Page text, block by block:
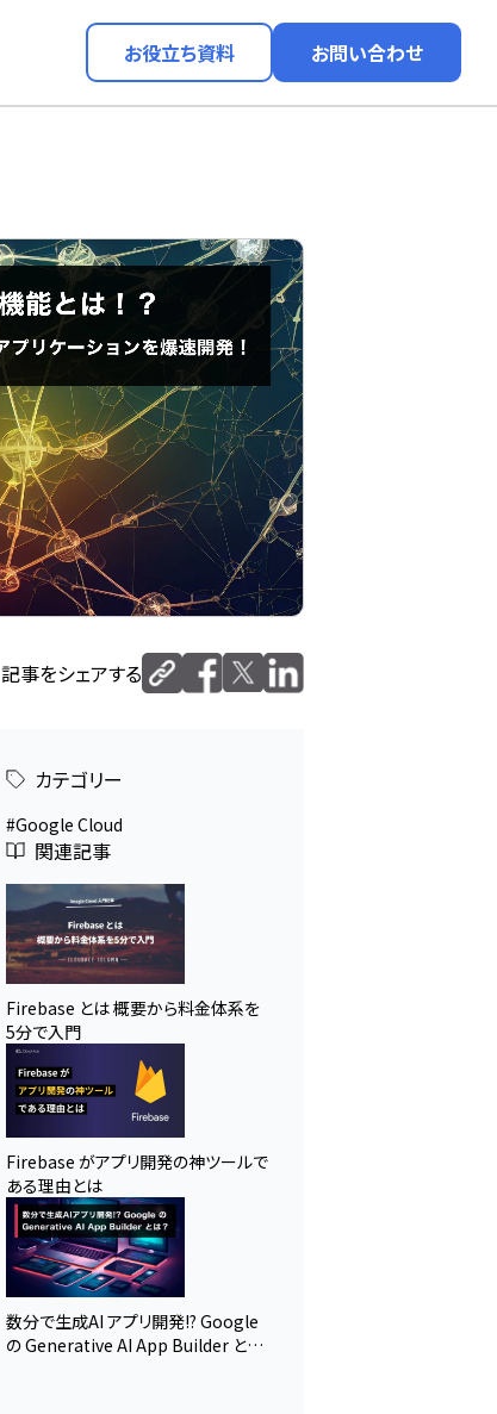
お役立ち資料 お問い合わせ
記事をシェアする
カテゴリー
Google Cloud
関連記事
Firebase とは 概要から料金体系を
5分で入門
Firebase がアプリ開発の神ツールで
ある理由とは
数分で生成AI アプリ開発!? Google
の Generative AI App Builder と